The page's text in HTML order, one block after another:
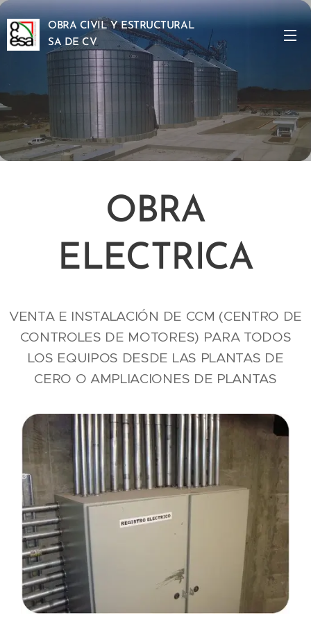
OBRA CIVIL Y ESTRUCTURAL
SA DE CV
OBRA
ELECTRICA
VENTA E INSTALACIÓN DE CCM (CENTRO DE
CONTROLES DE MOTORES) PARA TODOS
LOS EQUIPOS DESDE LAS PLANTAS DE
CERO O AMPLIACIONES DE PLANTAS